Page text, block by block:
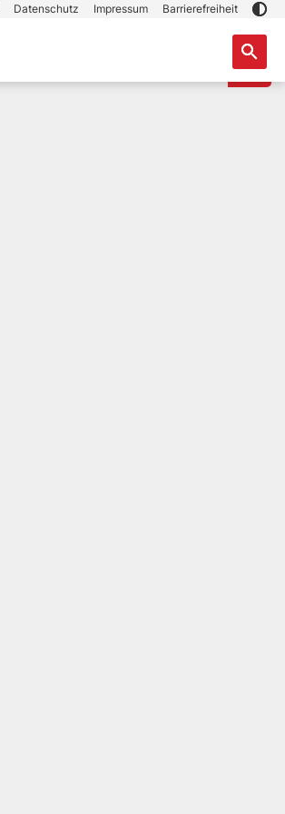
Datenschutz Impressum Barrierefreiheit